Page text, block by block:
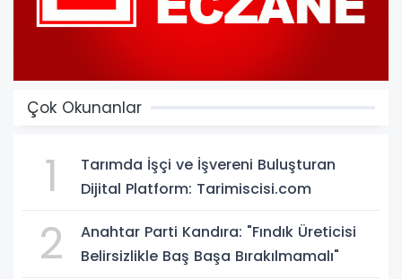
Çok Okunanlar
1
Tarımda İşçi ve İşvereni Buluşturan
Dijital Platform: Tarimiscisi.com
2
Anahtar Parti Kandıra: "Fındık Üreticisi
Belirsizlikle Baş Başa Bırakılmamalı"